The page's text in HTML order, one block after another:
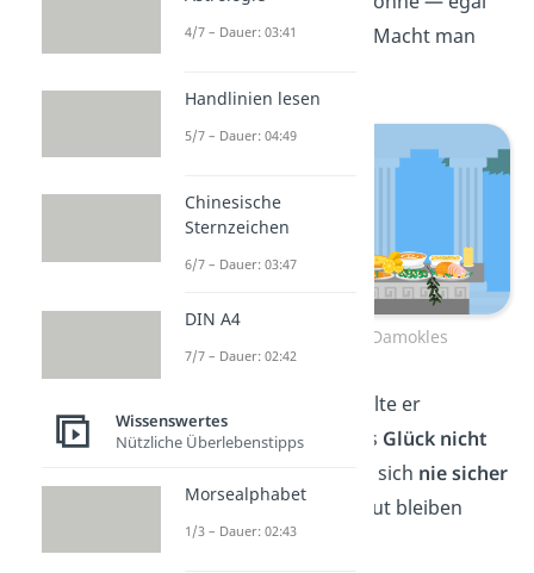
wie viel Reichtum und Macht man
Das Schwert des Damokles
Durch diese Geste wollte er
Damokles zeigen, dass Glück nicht
und man sich nie sicher
sein kann, dass alles gut bleiben
wird.
4/7 – Dauer: 03:41
Handlinien lesen
5/7 – Dauer: 04:49
Chinesische
Sternzeichen
6/7 – Dauer: 03:47
DIN A4
7/7 – Dauer: 02:42
Wissenswertes
Nützliche Überlebenstipps
Morsealphabet
1/3 – Dauer: 02:43